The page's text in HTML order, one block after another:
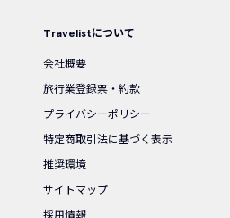
Travelistについて
会社概要
旅行業登録票・約款
プライバシーポリシー
特定商取引法に基づく表示
推奨環境
サイトマップ
採用情報